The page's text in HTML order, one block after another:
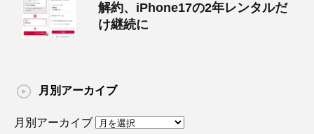
解約、iPhone17の2年レンタルだ
け継続に
月別アーカイブ
月別アーカイブ